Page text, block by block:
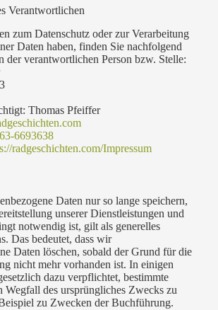
Verantwortlichen
zum Datenschutz oder zur Verarbeitung
Daten haben, finden Sie nachfolgend
der verantwortlichen Person bzw. Stelle:
Thomas Pfeiffer
6693638
radgeschichten.com/Impressum
Daten nur so lange speichern,
unserer Dienstleistungen und
notwendig ist, gilt als generelles
Das bedeutet, dass wir
Daten löschen, sobald der Grund für die
nicht mehr vorhanden ist. In einigen
dazu verpflichtet, bestimmte
Wegfall des ursprüngliches Zwecks zu
zu Zwecken der Buchführung.